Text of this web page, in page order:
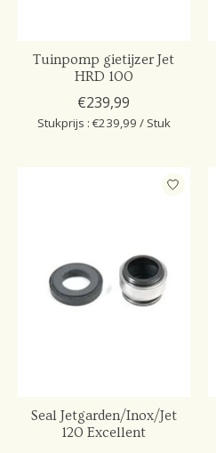
Tuinpomp gietijzer Jet
HRD 100
€239,99
Stukprijs : €239,99 / Stuk
Seal Jetgarden/Inox/Jet
120 Excellent